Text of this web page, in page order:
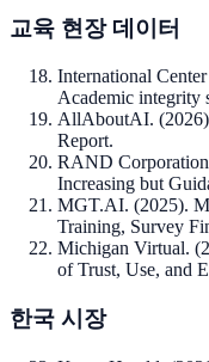
교육 현장 데이터
International
Academic integrity
AllAboutAI.
Report.
RAND
Increasing but
MGT.AI. (2025).
Training, Survey
Michigan Virtual.
of Trust, Use, and
한국 시장